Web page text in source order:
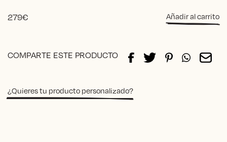
279€ Añadir al carrito
COMPARTE ESTE PRODUCTO
¿Quieres tu producto personalizado?